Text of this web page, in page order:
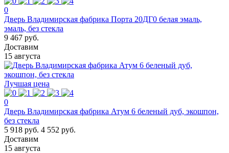
0
Дверь Владимирская фабрика Порта 20ДГ0 белая эмаль,
эмаль, без стекла
9 467 руб.
Доставим
15 августа
Лучшая цена
0
Дверь Владимирская фабрика Атум 6 беленый дуб, экошпон,
без стекла
5 918 руб. 4 552 руб.
Доставим
15 августа